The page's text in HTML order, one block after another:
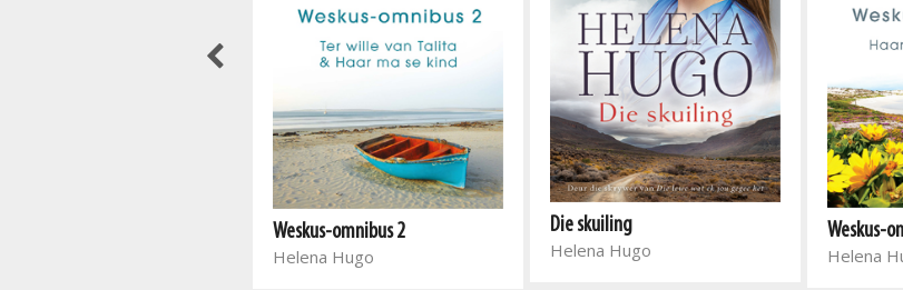
Weskus-omnibus 2
Helena Hugo
Die skuiling
Helena Hugo
Weskus-
Helena